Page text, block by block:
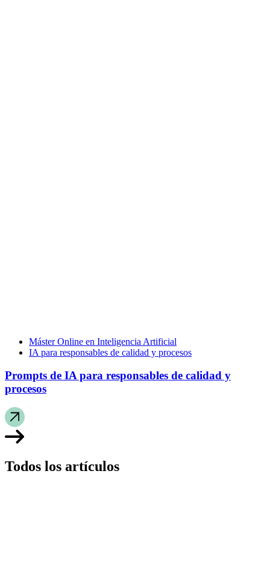
Máster Online en Inteligencia Artificial
IA para responsables de calidad y procesos
Prompts de IA para responsables de calidad y
procesos
Todos los artículos